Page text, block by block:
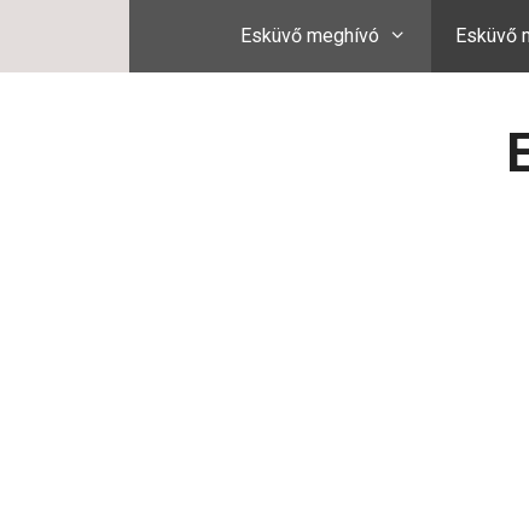
Esküvő meghívó Esküvő